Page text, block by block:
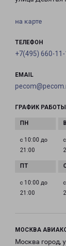
на карте
ТЕЛЕФОН
+7(495) 660-11-
EMAIL
ГРАФИК РАБОТЫ
с 10:00 до
21:00
с 10:00 до
21:00
МОСКВА
Москва город,